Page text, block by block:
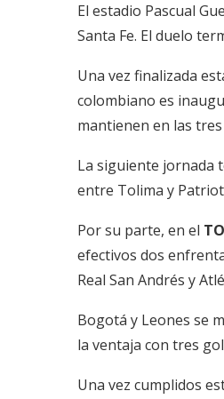
El estadio Pascual
Santa Fe. El duelo
Una vez finalizada
colombiano es
mantienen en las
La siguiente jornada
entre Tolima y
Por su parte, en el
efectivos dos
Real San Andrés y
Bogotá y Leones se
la ventaja con tres
Una vez cumplidos